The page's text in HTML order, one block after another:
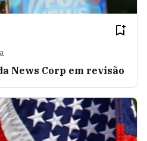
News Corp em revisão